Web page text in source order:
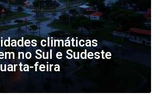
climáticas
no Sul e Sudeste
feira